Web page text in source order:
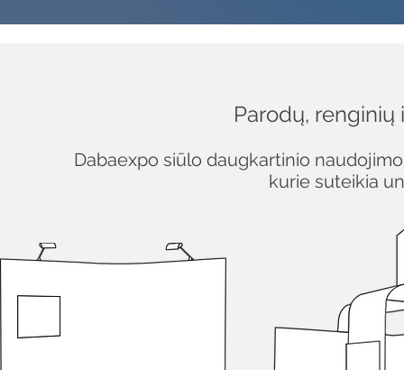
Parodų,
Dabaexpo siūlo daugkartinio
kurie suteikia